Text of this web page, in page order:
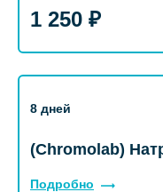
1 250 ₽
8 дней
(Chromolab)
Подробно